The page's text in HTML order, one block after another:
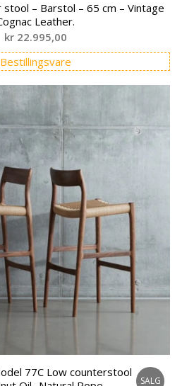
stool – Barstol – 65 cm – Vintage
Leather.
kr 22.995,00
Bestillingsvare
77C Low counterstool
SALG